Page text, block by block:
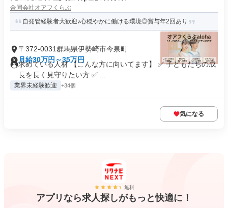
合同会社オアフくらぶ
自発管経験者大歓迎♪心穏やかに働ける環境◎賞与年2回あり
〒372-0031群馬県伊勢崎市今泉町
月給30万円～35万円
求めている人材 【こんな方に向いてます】 ✅ 子どもたちの成
長を長く見守りたい方 ✅ ...
業界未経験歓迎 +34個
気になる
無料
アプリなら求人探しがもっと快適に！